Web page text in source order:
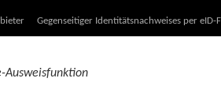
Gegenseitiger Identitätsnachweises per eID-
Ausweisfunktion